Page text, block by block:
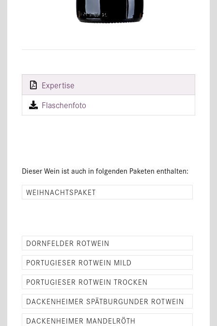
Dieser Wein ist auch in folgenden Paketen enthalten:
WEIHNACHTSPAKET
DORNFELDER ROTWEIN
PORTUGIESER ROTWEIN MILD
PORTUGIESER ROTWEIN TROCKEN
DACKENHEIMER SPÄTBURGUNDER ROTWEIN
DACKENHEIMER MANDELRÖTH
Expertise
Flaschenfoto